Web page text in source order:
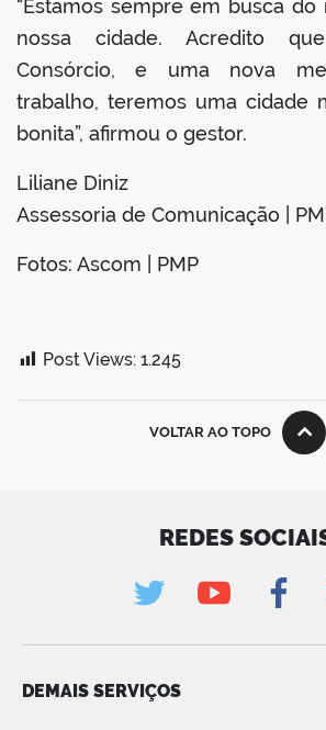
“Estamos sempre em busca
nossa cidade. Acredito
Consórcio, e uma nova
trabalho, teremos uma cidade
bonita”, afirmou o gestor.
Liliane Diniz
Assessoria de Comunicação |
Fotos: Ascom | PMP
Post Views: 1.245
VOLTAR AO TOPO
REDES
DEMAIS SERVIÇOS